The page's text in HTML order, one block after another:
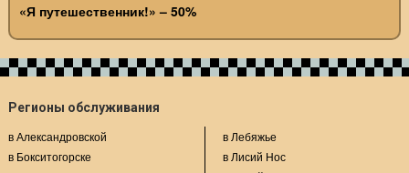
«Я путешественник!» – 50%
Регионы обслуживания
в Александровской
в Бокситогорске
в Лебяжье
в Лисий Нос